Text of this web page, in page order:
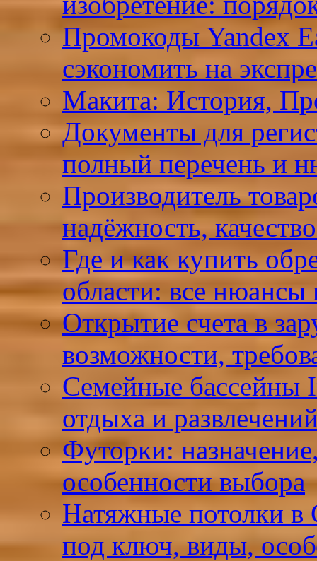
Промокоды Yandex
сэкономить на
Макита: История,
Документы для
полный перечень и
Производитель
надёжность,
Где и как купить
области: все
Открытие счета в
возможности,
Семейные бассейны
отдыха и
Футорки:
особенности выбора
Натяжные потолки в
под ключ, виды,